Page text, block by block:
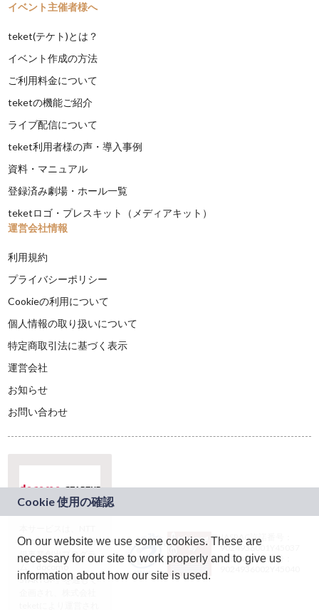
イベント主催者様へ
teket(テケト)とは？
イベント作成の方法
ご利用料金について
teketの機能ご紹介
ライブ配信について
teket利用者様の声・導入事例
資料・マニュアル
登録済み劇場・ホール一覧
teketロゴ・プレスキット（メディアキット）
運営会社情報
利用規約
プライバシーポリシー
Cookieの利用について
個人情報の取り扱いについて
特定商取引法に基づく表示
運営会社
お知らせ
お問い合わせ
ドコモグループの新
規事業創出プログラ
ム「docomo
STARTUP」を通じて
JASRAC許諾番号：
9024936001Y45037
JASRAC許諾番号：
On our website we use some cookies. These are
necessary for our site to work properly and to give us
information about how our site is used.